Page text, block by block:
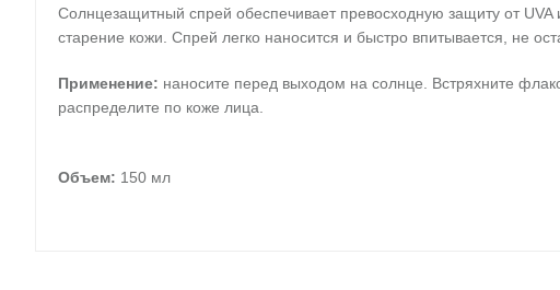
Солнцезащитный спрей обеспечивает превосходную защиту от
старение кожи. Спрей легко наносится и быстро впитывается, не
Применение: наносите перед выходом на солнце. Встряхните
распределите по коже лица.
Объем: 150 мл